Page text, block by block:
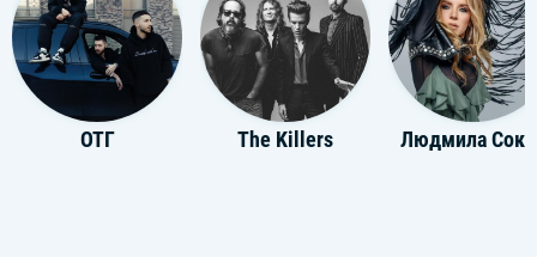
ОТГ The Killers